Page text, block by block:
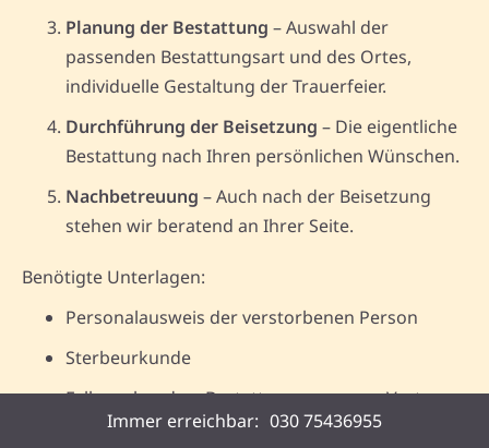
Planung der Bestattung – Auswahl der
passenden Bestattungsart und des Ortes,
individuelle Gestaltung der Trauerfeier.
Durchführung der Beisetzung – Die eigentliche
Bestattung nach Ihren persönlichen Wünschen.
Nachbetreuung – Auch nach der Beisetzung
stehen wir beratend an Ihrer Seite.
Benötigte Unterlagen:
Personalausweis der verstorbenen Person
Sterbeurkunde
Falls vorhanden: Bestattungsvorsorge-Vertrag
Immer erreichbar: 030 75436955